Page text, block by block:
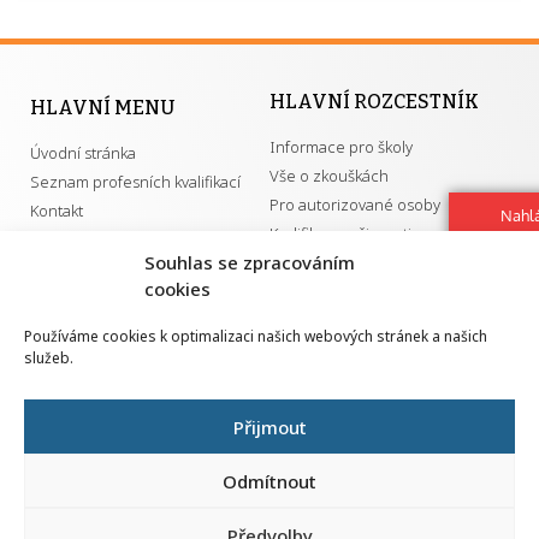
Souhlas se zpracováním
cookies
Používáme cookies k optimalizaci našich webových stránek a našich
služeb.
Přijmout
Odmítnout
HLAVNÍ MENU
Úvodní stránka
Seznam profesních kvalifikací
Kontakt
HLAVNÍ ROZCESTNÍK
Informace pro školy
Vše o zkouškách
Pro autorizované osoby
Kvalifikace a živnosti
GDPR
Národní pedagogický institut ČR
Senovážné náměstí 25
110 00 Praha 1